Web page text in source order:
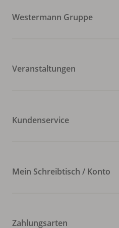
Westermann Gruppe
Veranstaltungen
Kundenservice
Mein Schreibtisch / Konto
Zahlungsarten